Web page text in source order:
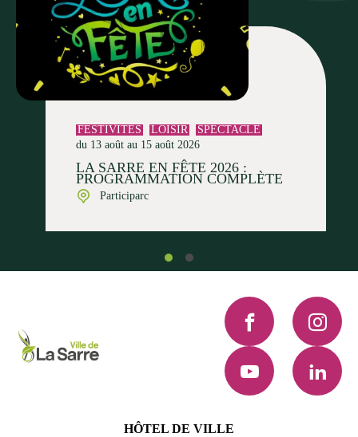
FESTIVITÉS LOISIR
SPECTACLE
du 13 août au 15 août 2026
LA SARRE EN FÊTE 2026 :
PROGRAMMATION COMPLÈTE
Participarc
HÔTEL DE VILLE
Facebook
YouTube